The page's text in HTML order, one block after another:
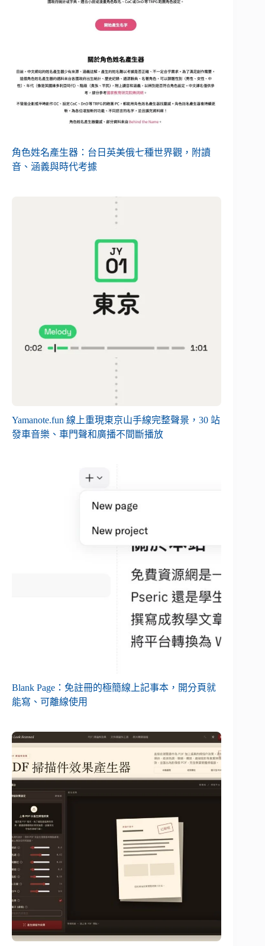
角色姓名產生器：台日英美俄七種世界觀，附讀
音、涵義與時代考據
Yamanote.fun 線上重現東京山手線完整聲景，30 站
發車音樂、車門聲和廣播不間斷播放
Blank Page：免註冊的極簡線上記事本，開分頁就
能寫、可離線使用